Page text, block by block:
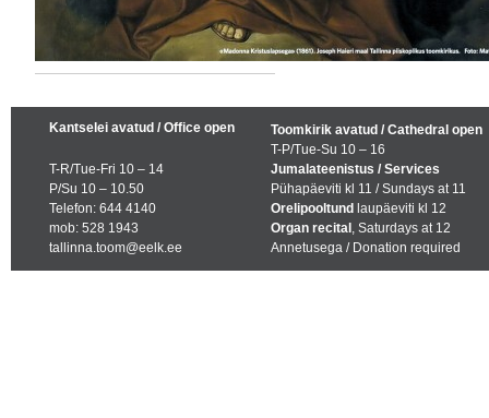
Kantselei avatud / Office open
T-R/Tue-Fri 10 – 14
P/Su 10 – 10.50
Telefon: 644 4140
mob: 528 1943
tallinna.toom@eelk.ee
Toomkirik avatud / Cathedral open
T-P/Tue-Su 10 – 16
Jumalateenistus / Services
Pühapäeviti kl 11 / Sundays at 11
Orelipooltund laupäeviti kl 12
Organ recital , Saturdays at 12
Annetusega / Donation required